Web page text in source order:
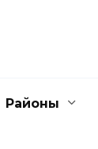
Районы